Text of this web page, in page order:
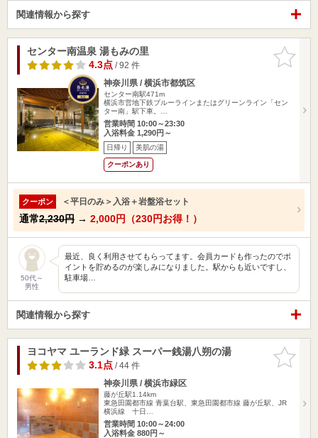
関連情報から探す
お気に入
りに追加
センター南温泉 湯もみの里
4.3点/ 92 件
神奈川県 / 横浜市都筑区
センター南駅471m
横浜市営地下鉄ブルーラインまたはグリーンライン「セン
ター南」駅下車。…
営業時間 10:00～23:30
入浴料金 1,290円～
日帰り 美肌の湯
クーポンあり
クーポン ＜平日のみ＞入浴＋岩盤浴セット
通常2,230円 → 2,000円（230円お得！）
50代～
男性
最近、良く利用させてもらってます。会員カードも作ったのでポ
イントを貯めるのが楽しみになりました。駅からも近いですし、
駐車場…
関連情報から探す
お気に入
りに追加
ヨコヤマ ユーランド緑 スーパー銭湯八朔の湯
3.1点/ 44 件
神奈川県 / 横浜市緑区
藤が丘駅1.14km
東急田園都市線 青葉台駅、東急田園都市線 藤が丘駅、JR
横浜線 十日…
営業時間 10:00～24:00
入浴料金 880円～